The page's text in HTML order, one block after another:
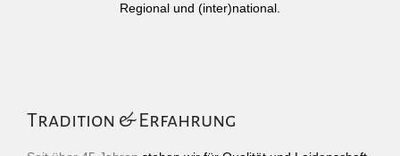
Regional und (inter)national.
Tradition & Erfahrung